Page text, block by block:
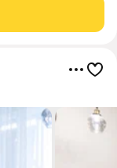
жизни бытовая